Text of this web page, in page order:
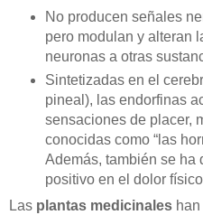
No producen señales
pero modulan y alteran
neuronas a otras
Sintetizadas en el
pineal), las endorfinas
sensaciones de placer,
conocidas como “las
Además, también se ha
positivo en el dolor
Las plantas medicinales